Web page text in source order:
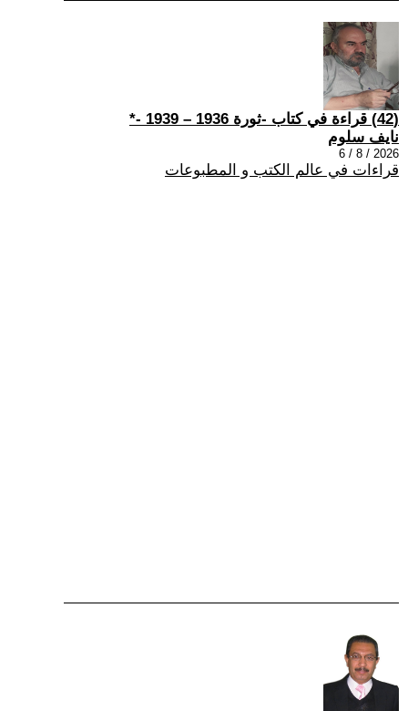
(42) قراءة في كتاب -ثورة 1936 – 1939 -*
نايف سلوم
2026 / 8 / 6
قراءات في عالم الكتب و المطبوعات